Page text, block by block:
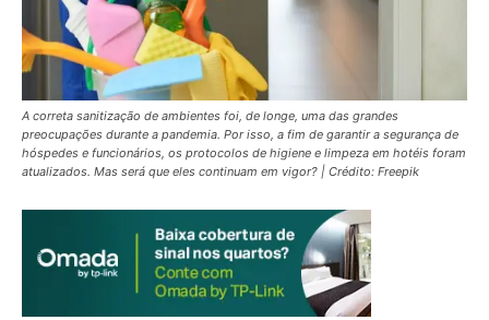
A correta sanitização de ambientes foi, de longe, uma das grandes
preocupações durante a pandemia. Por isso, a fim de garantir a segurança de
hóspedes e funcionários, os protocolos de higiene e limpeza em hotéis foram
atualizados. Mas será que eles continuam em vigor? | Crédito: Freepik